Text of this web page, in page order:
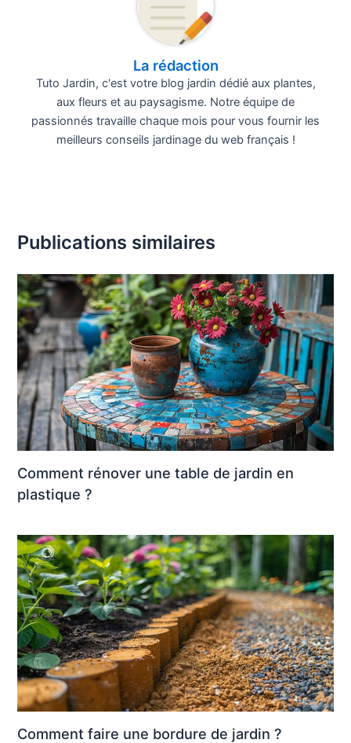
La rédaction
Tuto Jardin, c'est votre blog jardin dédié aux plantes,
aux fleurs et au paysagisme. Notre équipe de
passionnés travaille chaque mois pour vous fournir les
meilleurs conseils jardinage du web français !
Publications similaires
Comment rénover une table de jardin en
plastique ?
Comment faire une bordure de jardin ?